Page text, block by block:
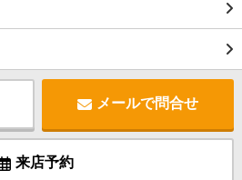
メールで問合せ
来店予約